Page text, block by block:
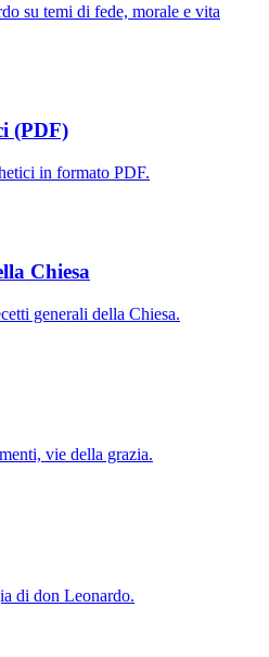
su temi di fede, morale e vita
(PDF)
in formato PDF.
Chiesa
generali della Chiesa.
vie della grazia.
di don Leonardo.